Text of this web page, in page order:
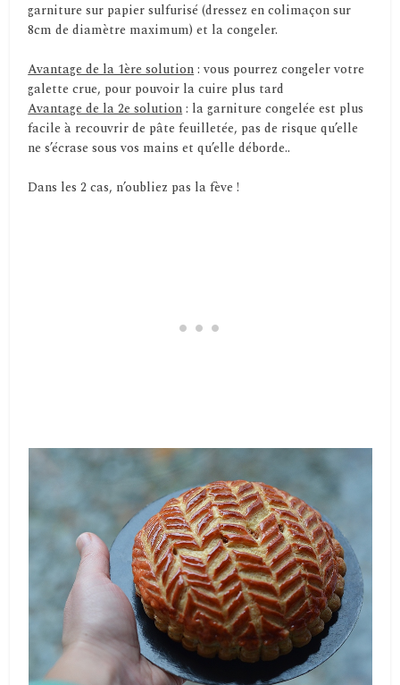
garniture sur papier sulfurisé (dressez en colimaçon sur
8cm de diamètre maximum) et la congeler.
Avantage de la 1ère solution: vous pourrez congeler votre
galette crue, pour pouvoir la cuire plus tard
Avantage de la 2e solution: la garniture congelée est plus
facile à recouvrir de pâte feuilletée, pas de risque qu’elle
ne s’écrase sous vos mains et qu’elle déborde..
Dans les 2 cas, n’oubliez pas la fève !